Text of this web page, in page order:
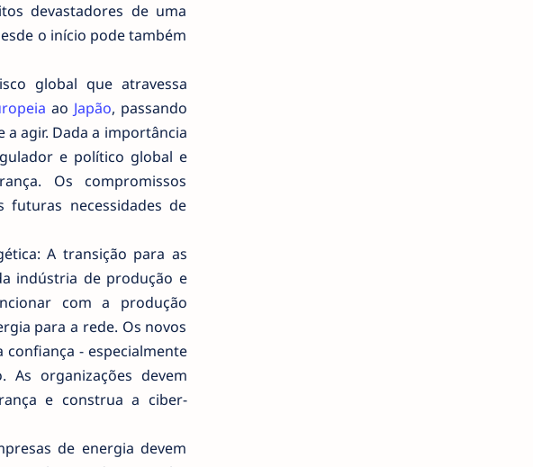
devastadores de uma
o início pode também
global que atravessa
ao Japão, passando
agir. Dada a importância
e político global e
Os compromissos
necessidades de
A transição para as
indústria de produção e
com a produção
para a rede. Os novos
- especialmente
organizações devem
e construa a ciber-
de energia devem